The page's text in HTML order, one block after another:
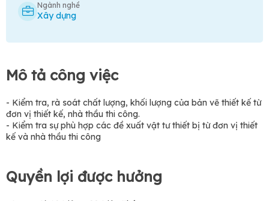
Ngành nghề
Xây dựng
Mô tả công việc
- Kiểm tra, rà soát chất lượng, khối lượng của bản vẽ thiết kế từ
đơn vị thiết kế, nhà thầu thi công.
- Kiểm tra sự phù hợp các đề xuất vật tư thiết bị từ đơn vị thiết
kế và nhà thầu thi công
Quyền lợi được hưởng